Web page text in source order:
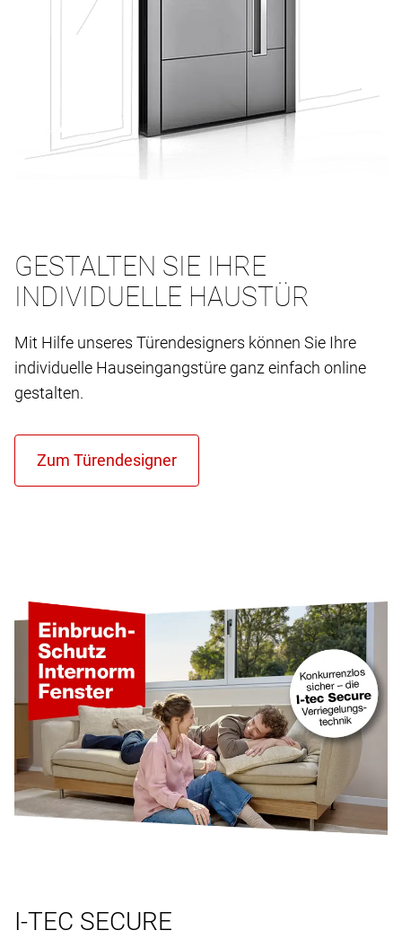
GESTALTEN SIE IHRE
INDIVIDUELLE HAUSTÜR
Mit Hilfe unseres Türendesigners können Sie Ihre
individuelle Hauseingangstüre ganz einfach online
gestalten.
I-TEC SECURE